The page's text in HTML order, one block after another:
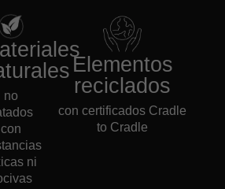
no
con
ni
Elementos
reciclados
con certificados Cradle
to Cradle